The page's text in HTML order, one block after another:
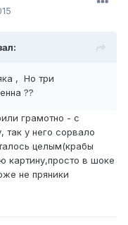
, Но три
??
грамотно - с
так у него сорвало
целым(крабы
картину,просто в шоке
не пряники